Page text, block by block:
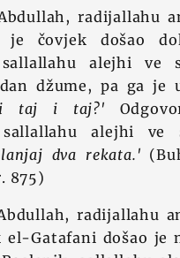
radijallahu
čovjek došao
alejhi ve
džume, pa ga je
taj i taj?'
alejhi ve
dva rekata.'
875)
radijallahu
Gatafani došao je